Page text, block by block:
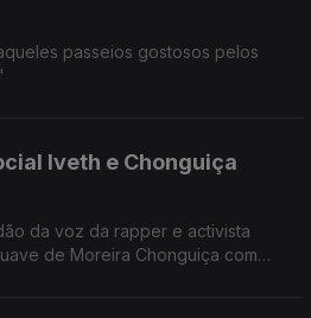
passeios gostosos pelos
Iveth e Chonguiça
da voz da rapper e activista
de Moreira Chonguiça com